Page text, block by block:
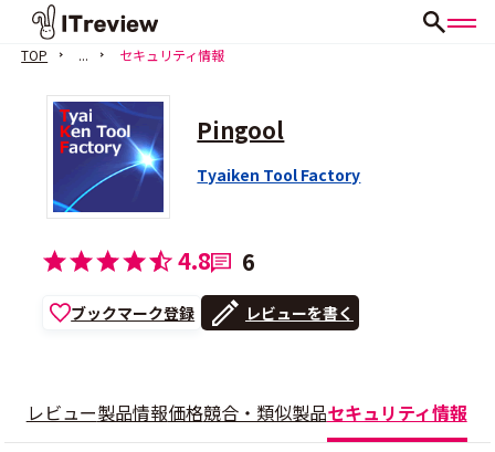
TOP ... セキュリティ情報
Pingool
Tyaiken Tool Factory
4.8 6
ブックマーク登録 レビューを書く
レビュー製品情報価格競合・類似製品セキュリティ情報